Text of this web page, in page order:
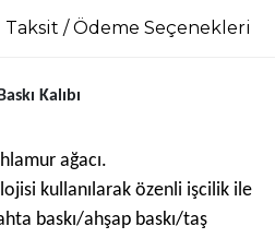
Taksit / Ödeme Seçenekleri
Kalıbı
ağacı.
kullanılarak özenli işcilik ile
baskı/ahşap baskı/taş